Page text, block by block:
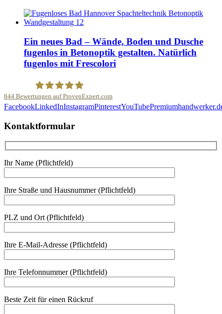
Ein neues Bad – Wände, Boden und Dusche
fugenlos in Betonoptik gestalten. Natürlich
fugenlos mit Frescolori
844 Bewertungen auf ProvenExpert.com
FacebookLinkedInInstagramPinterestYouTube
Kontaktformular
Ihr Name (Pflichtfeld)
Ihre Straße und Hausnummer (Pflichtfeld)
PLZ und Ort (Pflichtfeld)
Ihre E-Mail-Adresse (Pflichtfeld)
Ihre Telefonnummer (Pflichtfeld)
Beste Zeit für einen Rückruf